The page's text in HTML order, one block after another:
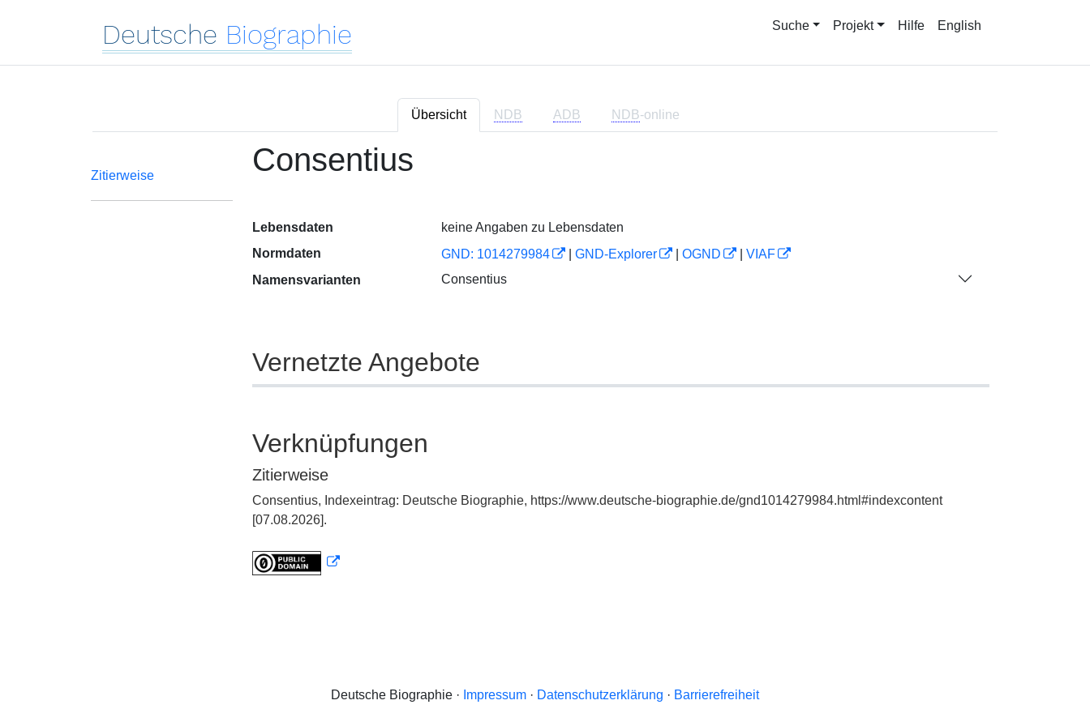
Deutsche Biographie Suche Projekt Hilfe English
Übersicht NDB ADB NDB-online
Zitierweise Consentius
Lebensdaten
keine Angaben zu Lebensdaten
Normdaten
GND: 1014279984 GND-Explorer OGND
VIAF
Namensvarianten
Consentius
Vernetzte Angebote
Verknüpfungen
Zitierweise
Consentius, Indexeintrag: Deutsche Biographie, https://www.deutsche-biographie.de/gnd1014279984.html#indexcontent
[07.08.2026].
Deutsche Biographie · Impressum · Datenschutzerklärung · Barrierefreiheit